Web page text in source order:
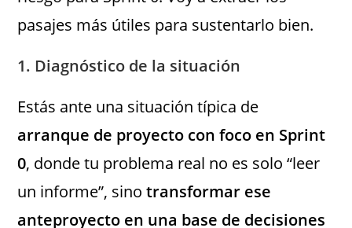
pasajes más útiles para sustentarlo bien.
1. Diagnóstico de la situación
Estás ante una situación típica de
arranque de proyecto con foco en Sprint
0, donde tu problema real no es solo “leer
un informe”, sinotransformar ese
anteproyecto en una base de decisiones